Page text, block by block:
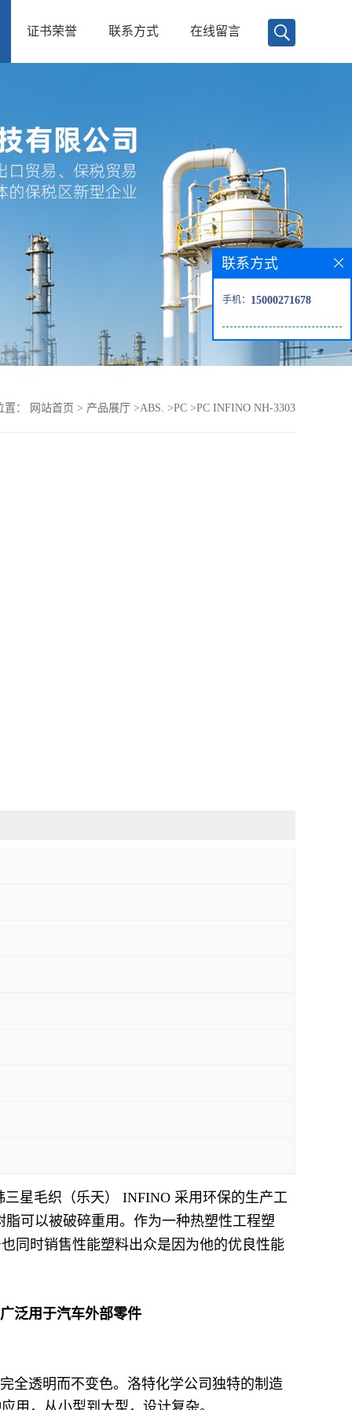
证书荣誉 联系方式 在线留言
置： 网站首页 > 产品展厅 >ABS. >PC >PC INFINO NH-3303
星毛织（乐天） INFINO 采用环保的生产工
可以被破碎重用。作为一种热塑性工程塑
同时销售性能塑料出众是因为他的优良性能
泛用于汽车外部零件
全透明而不变色。洛特化学公司独特的制造
用，从小型到大型，设计复杂。
联系方式
手机： 15000271678